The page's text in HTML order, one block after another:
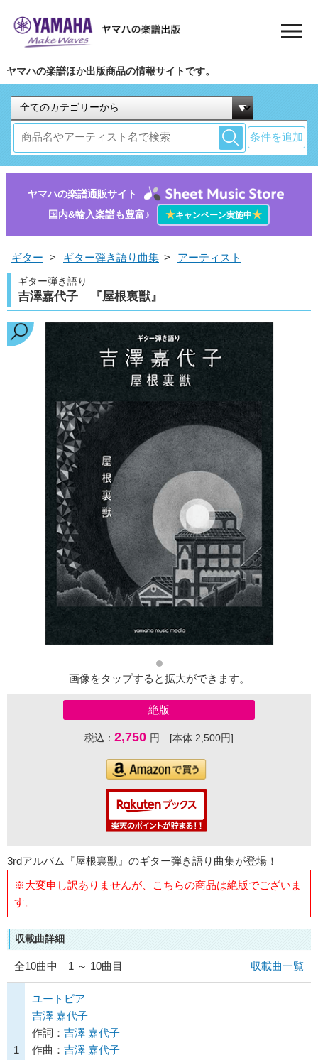
ヤマハの楽譜ほか出版商品の情報サイトです。
条件を追加
ヤマハの楽譜通販サイト
国内&輸入楽譜も豊富♪
★キャンペーン実施中★
ギター > ギター弾き語り曲集 > アーティスト
ギター弾き語り
吉澤嘉代子 『屋根裏獣』
画像をタップすると拡大ができます。
絶版
税込： 2,750 円 [本体 2,500円]
3rdアルバム『屋根裏獣』のギター弾き語り曲集が登場！
※大変申し訳ありませんが、こちらの商品は絶版でございま
す。
収載曲詳細
全10曲中 1 ～ 10曲目 収載曲一覧
1
ユートピア
吉澤 嘉代子
作詞： 吉澤 嘉代子
作曲： 吉澤 嘉代子